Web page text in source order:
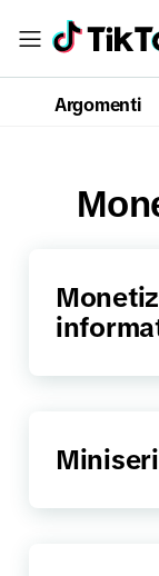
Argomenti